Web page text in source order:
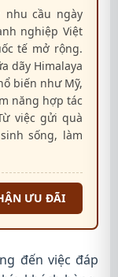
nhu cầu ngày
nghiệp Việt
tế mở rộng.
dãy Himalaya
biến như Mỹ,
năng hợp tác
việc gửi quà
sống, làm
ƯU ĐÃI
đến việc đáp